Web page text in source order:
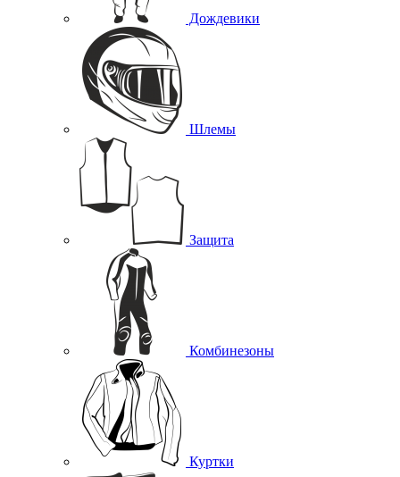
Дождевики
Шлемы
Защита
Комбинезоны
Куртки